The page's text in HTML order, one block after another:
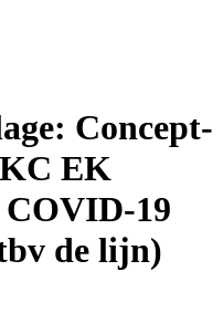
Concept‐
EK
de lijn)